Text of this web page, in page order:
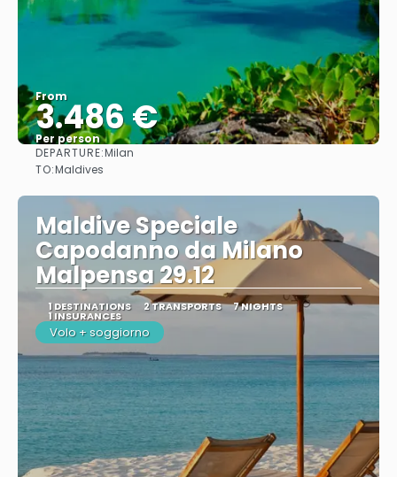
From
3.486 €
Per person
DEPARTURE:Milan
TO:Maldives
Maldive Speciale
Capodanno da Milano
Malpensa 29.12
1 DESTINATIONS 2 TRANSPORTS 7 NIGHTS
1 INSURANCES
Volo + soggiorno